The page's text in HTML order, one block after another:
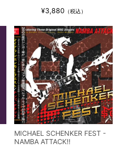
¥3,880 （税込）
MICHAEL SCHENKER FEST -
NAMBA ATTACK!!